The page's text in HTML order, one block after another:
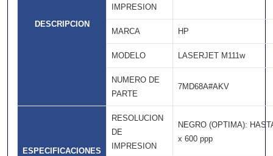
DESCRIPCION
IMPRESION
MARCA HP
MODELO LASERJET M111w
NUMERO DE
PARTE
7MD68A#AKV
ESPECIFICACIONES
RESOLUCION
DE
IMPRESION
NEGRO (OPTIMA):
x 600 ppp